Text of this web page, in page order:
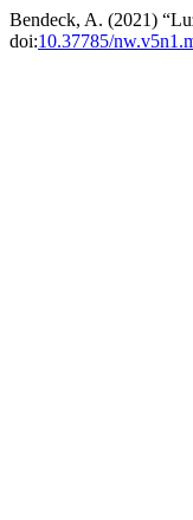
Bendeck, A. (2021)
doi:10.37785/